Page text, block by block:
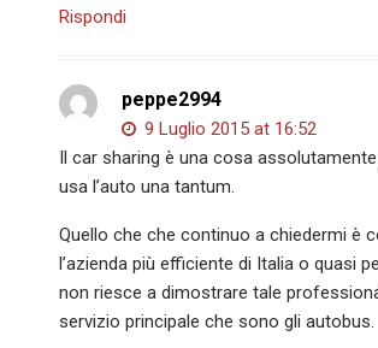
Rispondi
peppe2994
9 Luglio 2015 at 16:52
Il car sharing è una cosa
usa l’auto una tantum.
Quello che che continuo a chiedermi è
l’azienda più efficiente di Italia o quasi
non riesce a dimostrare tale
servizio principale che sono gli autobus.